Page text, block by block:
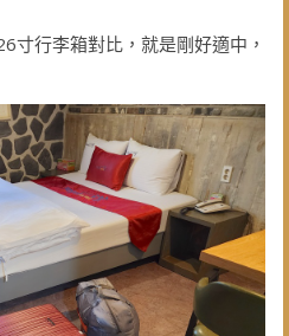
寸行李箱對比，就是剛好適中，